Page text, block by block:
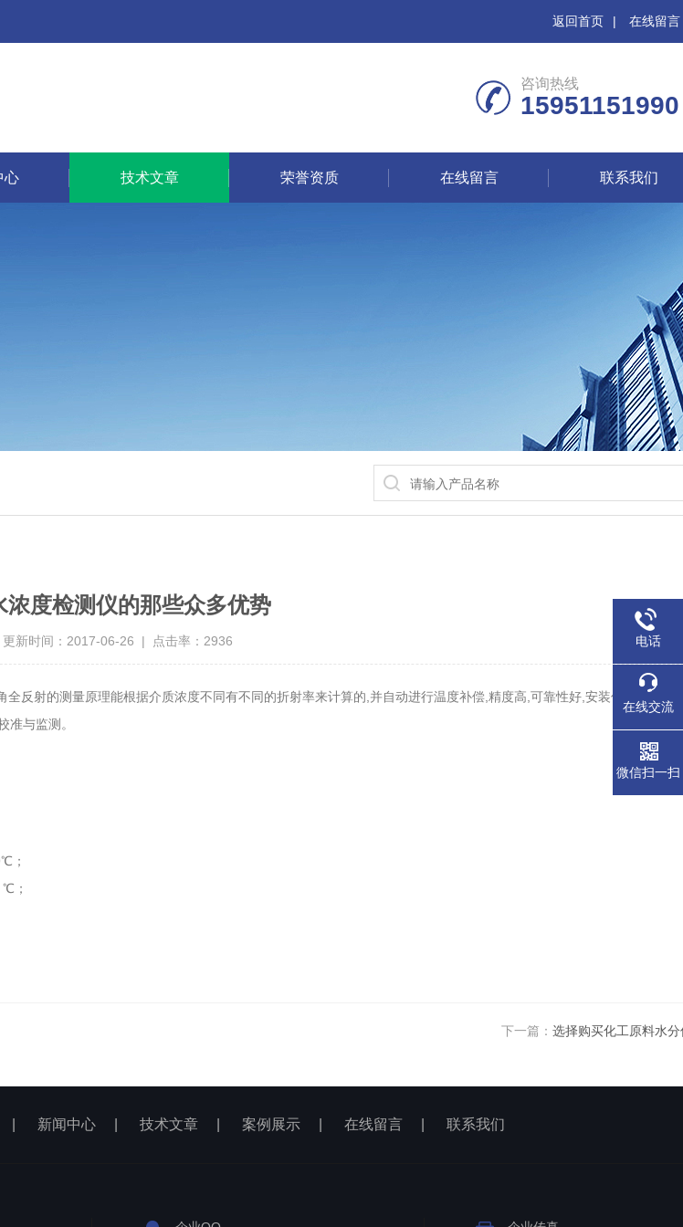
返回首页 | 在线留言
咨询热线
15951151990
心 技术文章 荣誉资质 在线留言 联系我们
浓度检测仪的那些众多优势
更新时间：2017-06-26 | 点击率：2936
反射的测量原理能根据介质浓度不同有不同的折射率来计算的,并自动进行温度补偿,精度高,可靠性好,安装使用简单。
准与监测。
；
；
下一篇： 选择购买化工原料水
新闻中心 技术文章 案例展示 在线留言 联系我们
电话
在线交流
微信扫一扫